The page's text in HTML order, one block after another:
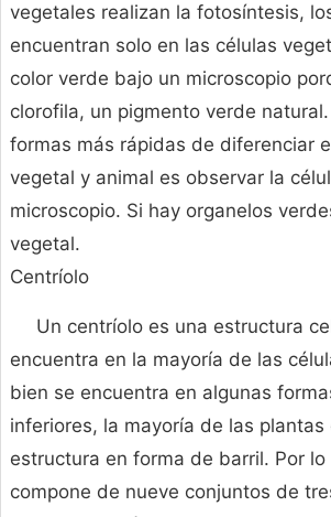
vegetales realizan la fotosíntesis,
encuentran solo en las células
color verde bajo un microscopio
clorofila, un pigmento verde
formas más rápidas de diferenciar
vegetal y animal es observar la
microscopio. Si hay organelos
vegetal.
Centríolo
Un centríolo es una estructura
encuentra en la mayoría de las
bien se encuentra en algunas
inferiores, la mayoría de las
estructura en forma de barril. Por lo
compone de nueve conjuntos de